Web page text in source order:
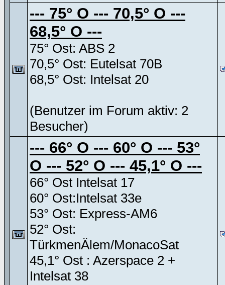
--- 75° O --- 70,5° O ---
68,5° O ---
75° Ost: ABS 2
70,5° Ost: Eutelsat 70B
68,5° Ost: Intelsat 20
(Benutzer im Forum aktiv: 2
Besucher)
--- 66° O --- 60° O --- 53°
O --- 52° O --- 45,1° O ---
66° Ost Intelsat 17
60° Ost:Intelsat 33e
53° Ost: Express-AM6
52° Ost:
TürkmenÄlem/MonacoSat
45,1° Ost : Azerspace 2 +
Intelsat 38